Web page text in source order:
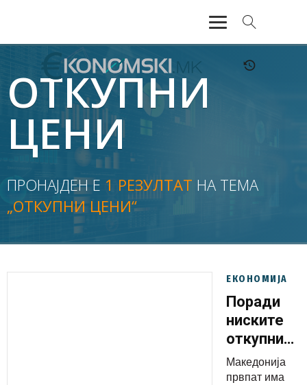
АКТУЕЛНО
ЕКОНОМИЈА
ФИНАНСИИ
БАНКАРСТВО
ЖИВОТ
МОЗАИК
ОТКУПНИ
ЦЕНИ
ПРОНАЈДЕН Е 1 РЕЗУЛТАТ НА ТЕМА
„ОТКУПНИ ЦЕНИ“
ЕКОНОМИЈА
Поради
ниските
откупни
цени
нема
Македонија
првпат има